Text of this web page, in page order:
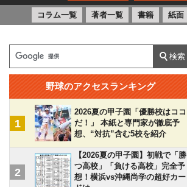
コラム一覧 著者一覧 書籍 紙面
野球のアクセスランキング
1
2026夏の甲子園「優勝校はココ
だ！」 本紙と専門家が徹底予
想、“対抗”含む5校を紹介
2
【2026夏の甲子園】初戦で「勝
つ高校」「負ける高校」完全予
想！横浜vs沖縄尚学の超好カー